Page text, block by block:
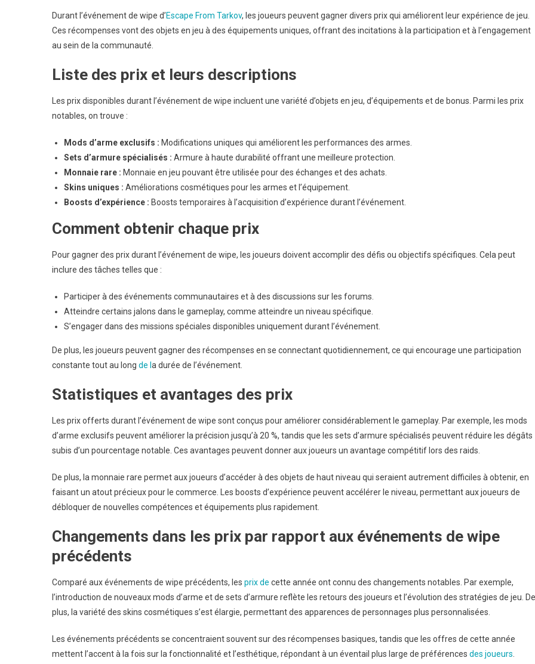
Durant l’événement de wipe d’Escape From Tarkov, les joueurs peuvent gagner divers prix qui améliorent leur expérience de jeu.
Ces récompenses vont des objets en jeu à des équipements uniques, offrant des incitations à la participation et à l’engagement
au sein de la communauté.
Liste des prix et leurs descriptions
Les prix disponibles durant l’événement de wipe incluent une variété d’objets en jeu, d’équipements et de bonus. Parmi les prix
notables, on trouve :
Mods d’arme exclusifs : Modifications uniques qui améliorent les performances des armes.
Sets d’armure spécialisés : Armure à haute durabilité offrant une meilleure protection.
Monnaie rare : Monnaie en jeu pouvant être utilisée pour des échanges et des achats.
Skins uniques : Améliorations cosmétiques pour les armes et l’équipement.
Boosts d’expérience : Boosts temporaires à l’acquisition d’expérience durant l’événement.
Comment obtenir chaque prix
Pour gagner des prix durant l’événement de wipe, les joueurs doivent accomplir des défis ou objectifs spécifiques. Cela peut
inclure des tâches telles que :
Participer à des événements communautaires et à des discussions sur les forums.
Atteindre certains jalons dans le gameplay, comme atteindre un niveau spécifique.
S’engager dans des missions spéciales disponibles uniquement durant l’événement.
De plus, les joueurs peuvent gagner des récompenses en se connectant quotidiennement, ce qui encourage une participation
constante tout au long de l a durée de l’événement.
Statistiques et avantages des prix
Les prix offerts durant l’événement de wipe sont conçus pour améliorer considérablement le gameplay. Par exemple, les mods
d’arme exclusifs peuvent améliorer la précision jusqu’à 20 %, tandis que les sets d’armure spécialisés peuvent réduire les dégâts
subis d’un pourcentage notable. Ces avantages peuvent donner aux joueurs un avantage compétitif lors des raids.
De plus, la monnaie rare permet aux joueurs d’accéder à des objets de haut niveau qui seraient autrement difficiles à obtenir, en
faisant un atout précieux pour le commerce. Les boosts d’expérience peuvent accélérer le niveau, permettant aux joueurs de
débloquer de nouvelles compétences et équipements plus rapidement.
Changements dans les prix par rapport aux événements de wipe
précédents
Comparé aux événements de wipe précédents, les prix de cette année ont connu des changements notables. Par exemple,
l’introduction de nouveaux mods d’arme et de sets d’armure reflète les retours des joueurs et l’évolution des stratégies de jeu. De
plus, la variété des skins cosmétiques s’est élargie, permettant des apparences de personnages plus personnalisées.
Les événements précédents se concentraient souvent sur des récompenses basiques, tandis que les offres de cette année
mettent l’accent à la fois sur la fonctionnalité et l’esthétique, répondant à un éventail plus large de préférences des joueurs